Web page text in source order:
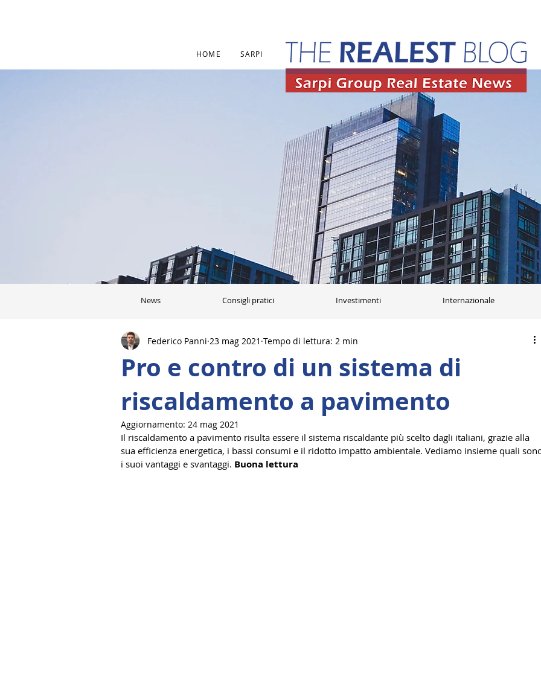
HOME SARPI
News Consigli pratici Investimenti Internazionale
Pro e contro di un sistema di
riscaldamento a pavimento
Federico Panni 23 mag 2021 Tempo di lettura: 2 min
Aggiornamento: 24 mag 2021
Il riscaldamento a pavimento risulta essere il sistema riscaldante più scelto dagli italiani, grazie alla
sua efficienza energetica, i bassi consumi e il ridotto impatto ambientale. Vediamo insieme quali
i suoi vantaggi e svantaggi. Buona lettura